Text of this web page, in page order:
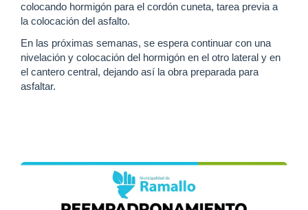
colocando hormigón para el cordón cuneta, tarea previa a
la colocación del asfalto.
En las próximas semanas, se espera continuar con una
nivelación y colocación del hormigón en el otro lateral y en
el cantero central, dejando así la obra preparada para
asfaltar.